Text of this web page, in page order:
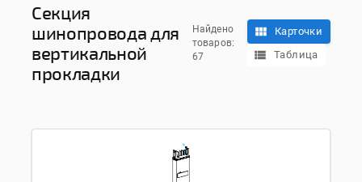
Секция
шинопровода для
вертикальной
прокладки
Найдено
товаров:
67
Карточки
Таблица